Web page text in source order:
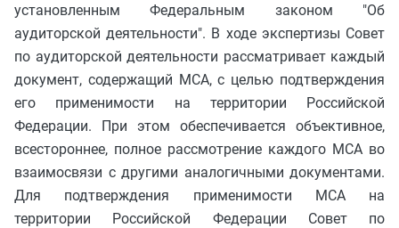
установленным Федеральным законом "Об
аудиторской деятельности". В ходе экспертизы Совет
по аудиторской деятельности рассматривает каждый
документ, содержащий МСА, с целью подтверждения
его применимости на территории Российской
Федерации. При этом обеспечивается объективное,
всестороннее, полное рассмотрение каждого МСА во
взаимосвязи с другими аналогичными документами.
Для подтверждения применимости МСА на
территории Российской Федерации Совет по